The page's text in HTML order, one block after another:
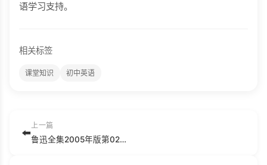
语学习支持。
相关标签
课堂知识 初中英语
⬅️
上一篇
鲁迅全集2005年版第02卷：彷徨、野草、朝花夕拾、故事新编.pdf